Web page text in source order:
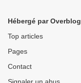
Hébergé par Overblog
Top articles
Pages
Contact
Signaler un abus